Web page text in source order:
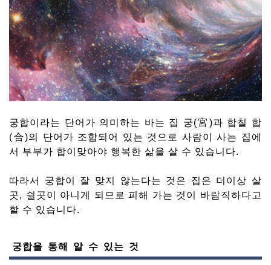
궁합이라는 단어가 의미하는 바는 집 궁(宮)과 합칠 합
(合)의 단어가 조합되어 있는 것으로 사람이 사는 집에
서 부부가 합이맞아야 행복한 삶을 살 수 있습니다.
따라서 궁합이 잘 맞지 않는다는 것은 집은 더이상 살
곳, 쉴곳이 아니게 되므로 피해 가는 것이 바람직하다고
할 수 있습니다.
궁합을 통해 알 수 있는 것